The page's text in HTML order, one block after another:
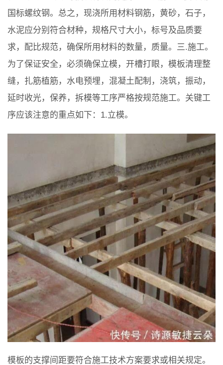
国标螺纹钢。总之，现浇所用材料钢筋，黄砂，石子，
水泥应分别符合材种，规格尺寸大小，标号及品质要
求，配比规范，确保所用材料的数量，质量。三.施工。
为了保证安全，必须确保立模，开槽打眼，模板清理整
缝，扎筋植筋，水电预埋，混凝土配制，浇筑，振动，
延时收光，保养，拆模等工序严格按规范施工。关键工
序应该注意的重点如下：1.立模。
模板的支撑间距要符合施工技术方案要求或相关规定。